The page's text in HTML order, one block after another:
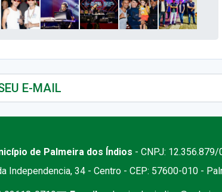
de Palmeira dos Índios - CNPJ:
Independencia, 34 - Centro - CEP: 57600-010 -